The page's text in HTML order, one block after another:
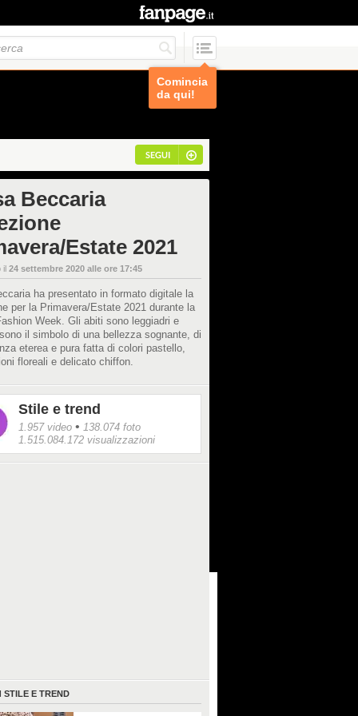
Comincia
da qui!
SEGUI
Beccaria
Estate 2021
il 24 settembre 2020 alle ore 17:45
ha presentato in formato digitale la
per la Primavera/Estate 2021 durante la
Week. Gli abiti sono leggiadri e
il simbolo di una bellezza sognante, di
eterea e pura fatta di colori pastello,
floreali e delicato chiffon.
Stile e trend
1.957 video • 138.074 foto
1.515.084.172 visualizzazioni
STILE E TREND